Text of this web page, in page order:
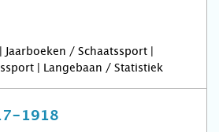
/ Schaatssport |
| Langebaan / Statistiek
1918